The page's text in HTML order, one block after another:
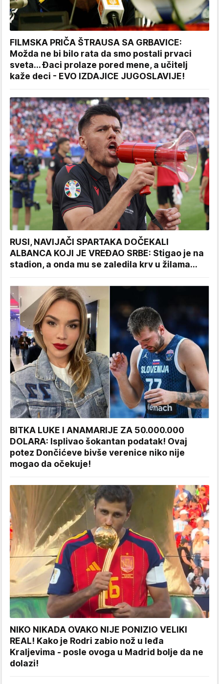
FILMSKA PRIČA ŠTRAUSA SA GRBAVICE:
Možda ne bi bilo rata da smo postali prvaci
sveta... Đaci prolaze pored mene, a učitelj
kaže deci - EVO IZDAJICE JUGOSLAVIJE!
RUSI, NAVIJAČI SPARTAKA DOČEKALI
ALBANCA KOJI JE VREĐAO SRBE: Stigao je na
stadion, a onda mu se zaledila krv u žilama...
BITKA LUKE I ANAMARIJE ZA 50.000.000
DOLARA: Isplivao šokantan podatak! Ovaj
potez Dončićeve bivše verenice niko nije
mogao da očekuje!
NIKO NIKADA OVAKO NIJE PONIZIO VELIKI
REAL! Kako je Rodri zabio nož u leđa
Kraljevima - posle ovoga u Madrid bolje da ne
dolazi!